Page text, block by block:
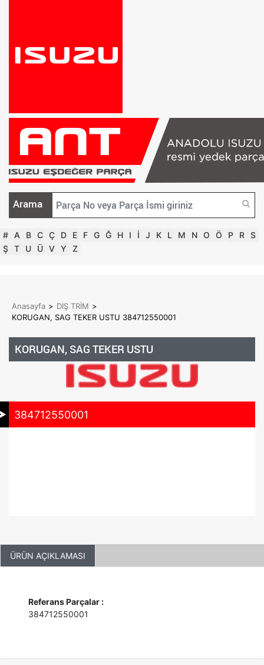
Arama
# A B C Ç D E F G Ğ H I İ J K L M N O Ö P R S
Ş T U Ü V Y Z
Anasayfa > DIŞ TRİM >
KORUGAN, SAG TEKER USTU 384712550001
KORUGAN, SAG TEKER USTU
384712550001
ÜRÜN AÇIKLAMASI
Referans Parçalar :
384712550001